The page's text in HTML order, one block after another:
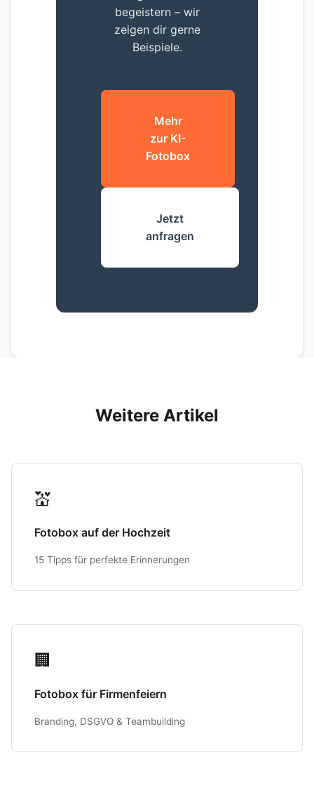
begeistern – wir
zeigen dir gerne
Beispiele.
Mehr
zur KI-
Fotobox
Jetzt
anfragen
Weitere Artikel
💒
Fotobox auf der Hochzeit
15 Tipps für perfekte Erinnerungen
🏢
Fotobox für Firmenfeiern
Branding, DSGVO & Teambuilding